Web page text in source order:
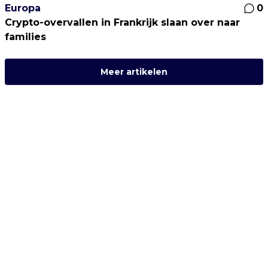
Europa
0
Crypto-overvallen in Frankrijk slaan over naar
families
Meer artikelen